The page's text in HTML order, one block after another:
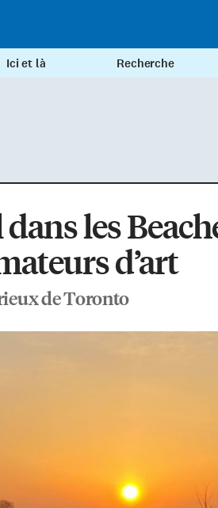
Ici et là Recherche
les
d’art
de Toronto